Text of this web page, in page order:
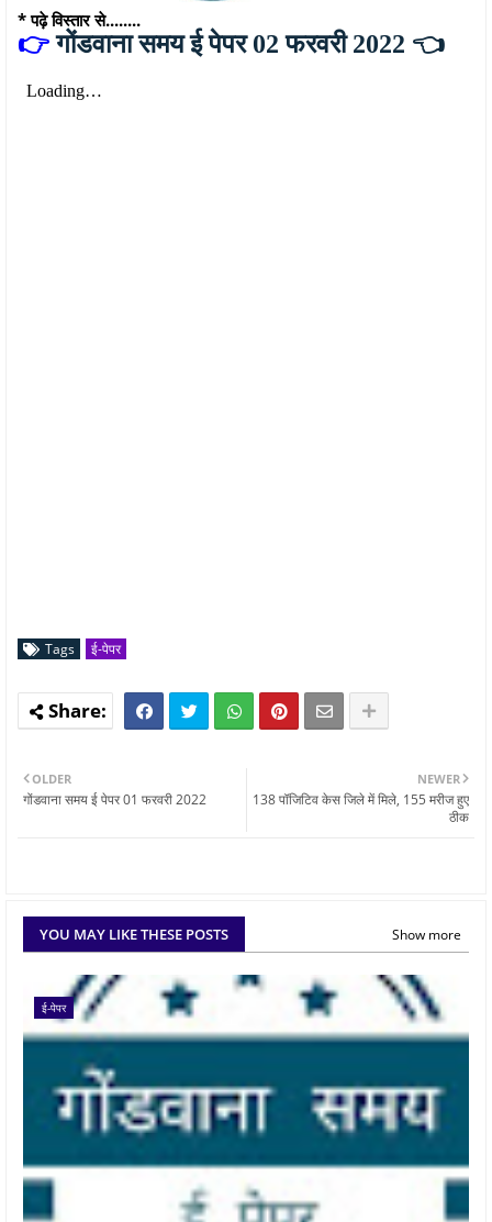
* पढ़े विस्तार से........
👉गोंडवाना समय ई पेपर 02 फरवरी 2022 👈
Tags ई-पेपर
NEWER
138 पॉजिटिव केस जिले में मिले, 155 मरीज हुए
ठीक
OLDER
गोंडवाना समय ई पेपर 01 फरवरी 2022
YOU MAY LIKE THESE POSTS Show more
ई-पेपर